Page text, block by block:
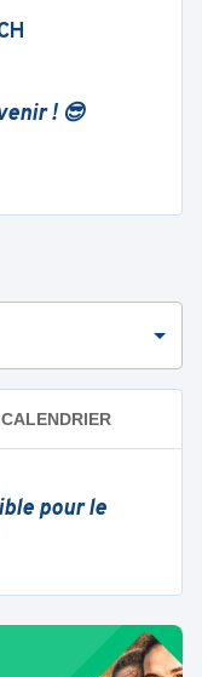
! 😎
CALENDRIER
pour le